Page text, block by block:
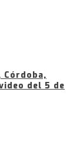
del 5 de